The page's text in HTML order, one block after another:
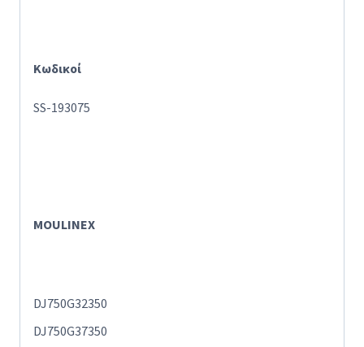
Κωδικοί
SS-193075
MOULINEX
DJ750G32350
DJ750G37350